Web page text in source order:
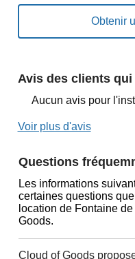
Avis des clients
Aucun avis pour
Voir plus d'avis
Questions
Les informations
certaines questions
location de Fontaine
Goods.
Cloud of Goods